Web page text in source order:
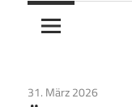
31. März 2026